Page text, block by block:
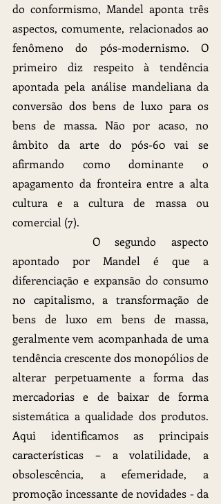
do conformismo, Mandel aponta três
aspectos, comumente, relacionados ao
fenômeno do pós-modernismo. O
primeiro diz respeito à tendência
apontada pela análise mandeliana da
conversão dos bens de luxo para os
bens de massa. Não por acaso, no
âmbito da arte do pós-60 vai se
afirmando como dominante o
apagamento da fronteira entre a alta
cultura e a cultura de massa ou
comercial (7).
apontado por Mandel é que a
diferenciação e expansão do consumo
no capitalismo, a transformação de
bens de luxo em bens de massa,
geralmente vem acompanhada de uma
tendência crescente dos monopólios de
alterar perpetuamente a forma das
mercadorias e de baixar de forma
sistemática a qualidade dos produtos.
Aqui identificamos as principais
características – a volatilidade, a
obsolescência, a efemeridade, a
promoção incessante de novidades - da